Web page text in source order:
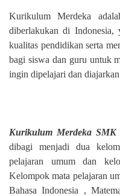
Kurikulum Merdeka
diberlakukan di Indonesia,
kualitas pendidikan serta
bagi siswa dan guru untuk
ingin dipelajari dan
Kurikulum Merdeka SMK
dibagi menjadi dua
pelajaran umum dan
Kelompok mata pelajaran
Bahasa Indonesia ,